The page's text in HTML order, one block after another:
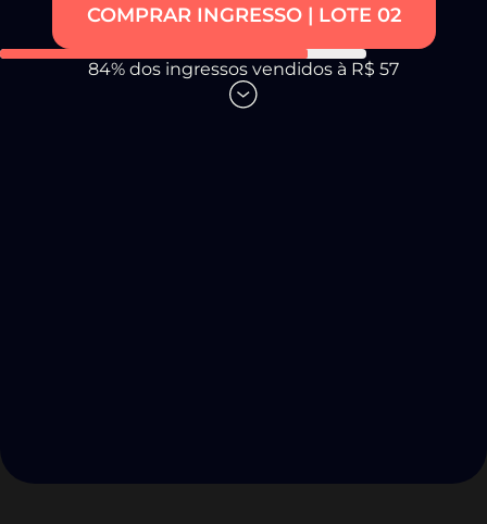
COMPRAR INGRESSO | LOTE 02
84% dos ingressos vendidos à R$ 57